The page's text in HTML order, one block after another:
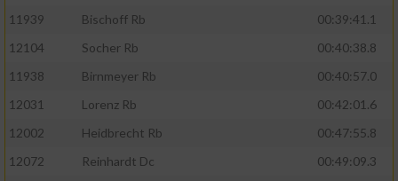
11939
Bischoff Rb
00:39:41.1
12104
Socher Rb
00:40:38.8
11938
Birnmeyer Rb
00:40:57.0
12031
Lorenz Rb
00:42:01.6
12002
Heidbrecht Rb
00:47:55.8
12072
Reinhardt Dc 00:49:09.3